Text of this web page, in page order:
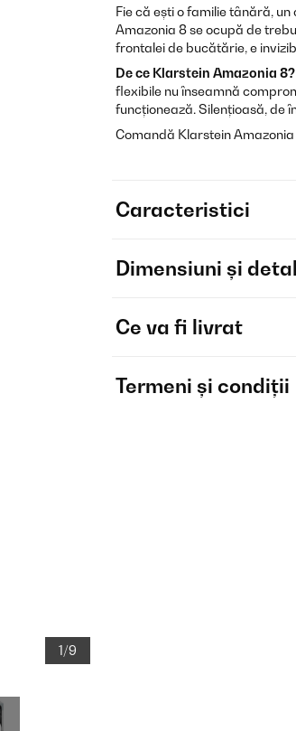
1/9
Fie că ești o familie tânără,
Amazonia 8 se ocupă de
frontalei de bucătărie, e
De ce Klarstein Amazonia 8?
flexibile nu înseamnă
funcționează. Silențioasă, de
Comandă Klarstein
Caracteristici
Dimensiuni și
Ce va fi livrat
Termeni și condiții